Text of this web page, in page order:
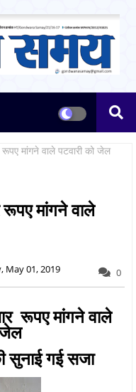
मांगने वाले पटवारी को जेल
मांगने वाले
May 01, 2019 0
रूपए मांगने वाले
जेल
सुनाई गई सजा